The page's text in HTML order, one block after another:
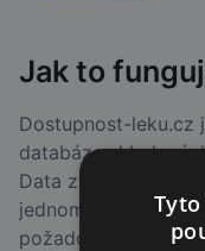
Jak to
Dostupnost-leku.cz
databáze
Data z nich přenáší
jednom místě. Díky
požadovaný lék